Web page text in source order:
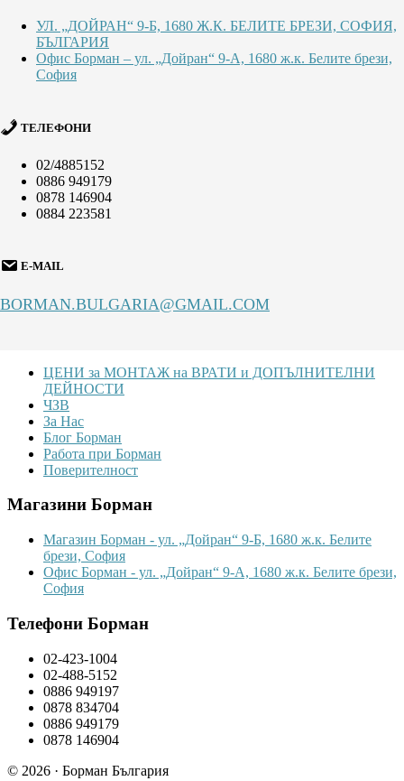
УЛ. „ДОЙРАН“ 9-Б, 1680 Ж.К. БЕЛИТЕ БРЕЗИ, СОФИЯ,
БЪЛГАРИЯ
Офис Борман – ул. „Дойран“ 9-А, 1680 ж.к. Белите брези,
София
ТЕЛЕФОНИ
02/4885152
0886 949179
0878 146904
0884 223581
E-MAIL
BORMAN.BULGARIA@GMAIL.COM
FooterЦЕНИ за МОНТАЖ на ВРАТИ и ДОПЪЛНИТЕЛНИ
ДЕЙНОСТИ
ЧЗВ
За Нас
Блог Борман
Работа при Борман
Поверителност
Магазини Борман
Магазин Борман - ул. „Дойран“ 9-Б, 1680 ж.к. Белите
брези, София
Офис Борман - ул. „Дойран“ 9-А, 1680 ж.к. Белите брези,
София
Телефони Борман
02-423-1004
02-488-5152
0886 949197
0878 834704
0886 949179
0878 146904
© 2026 · Борман България